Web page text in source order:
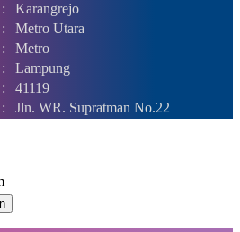
:
Karangrejo
:
Metro Utara
:
Metro
:
Lampung
:
41119
: Jln. WR. Supratman No.22